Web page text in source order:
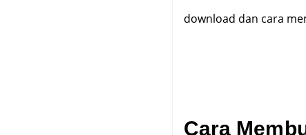
download dan cara
Cara